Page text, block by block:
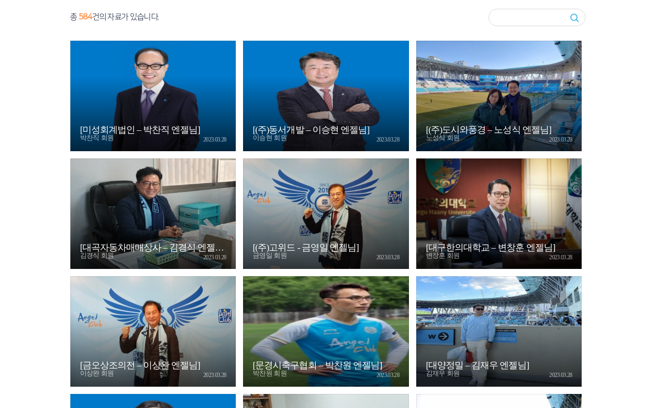
총 584건의 자료가 있습니다.
[미성회계법인 – 박찬직 엔젤님]
박찬직 회원 2023.03.28
[(주)동서개발 – 이승현 엔젤님]
이승현 회원 2023.03.28
[(주)도시와풍경 – 노성식 엔젤님]
노성식 회원 2023.03.28
[대곡자동차매매상사 – 김경식 엔젤님]
김경식 회원 2023.03.28
[(주)고위드 - 금영일 엔젤님]
금영일 회원 2023.03.28
[대구한의대학교 – 변창훈 엔젤님]
변창훈 회원 2023.03.28
[금오상조의전 – 이상완 엔젤님]
이상완 회원 2023.03.28
[문경시축구협회 – 박찬원 엔젤님]
박찬원 회원 2023.03.28
[대양정밀 – 김재우 엔젤님]
김재우 회원 2023.03.28